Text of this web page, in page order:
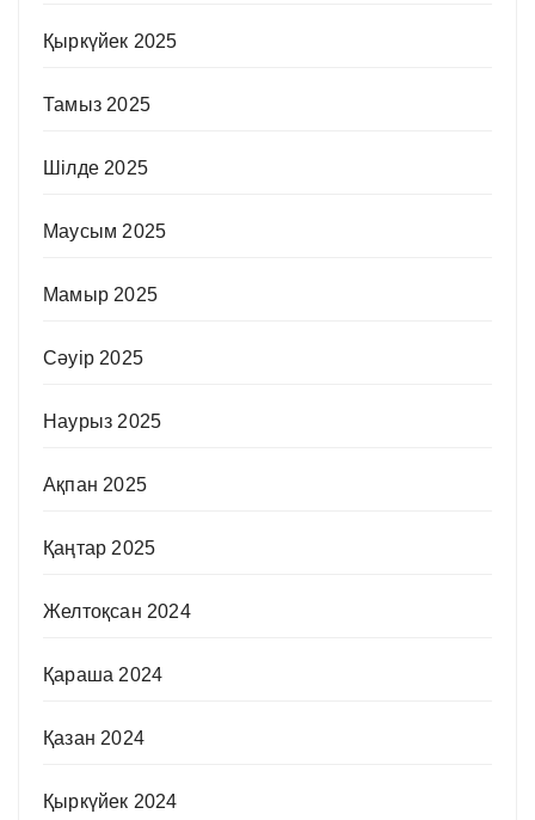
Қыркүйек 2025
Тамыз 2025
Шілде 2025
Маусым 2025
Мамыр 2025
Сәуір 2025
Наурыз 2025
Ақпан 2025
Қаңтар 2025
Желтоқсан 2024
Қараша 2024
Қазан 2024
Қыркүйек 2024